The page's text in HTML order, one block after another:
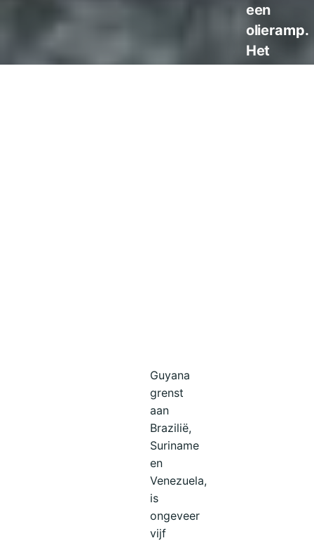
een
olieramp.
Het
Guyana
grenst
aan
Brazilië,
Suriname
en
Venezuela,
is
ongeveer
vijf